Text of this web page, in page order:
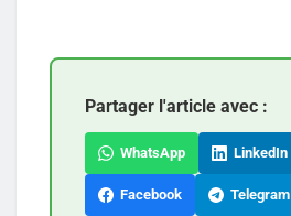
Partager l'article avec :
WhatsApp LinkedIn
Facebook Telegram